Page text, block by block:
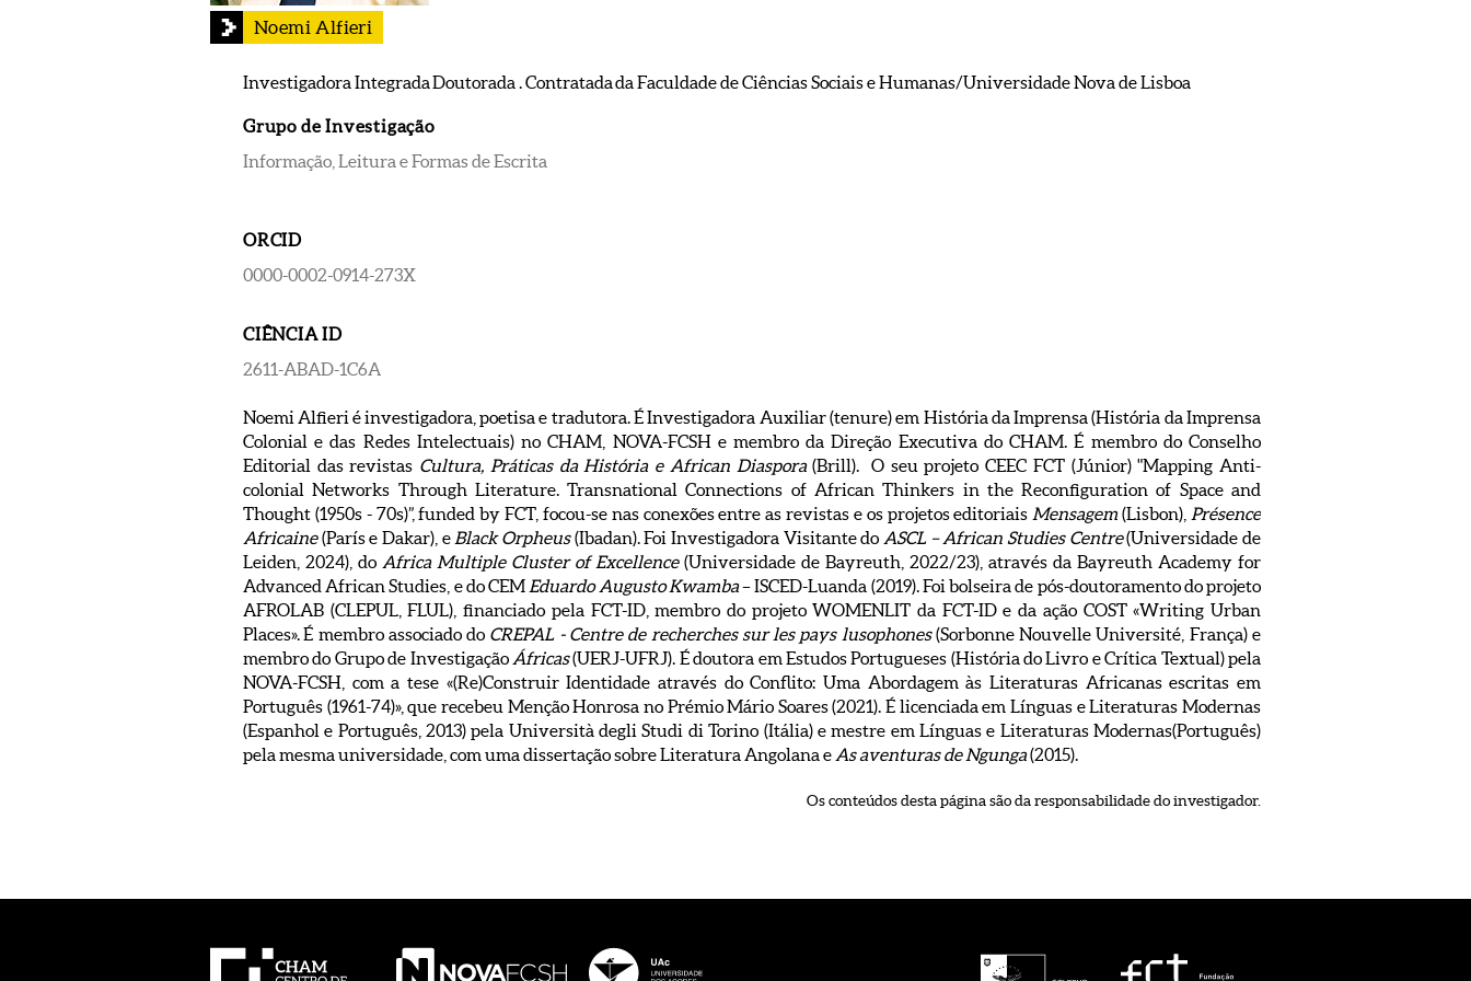
Noemi Alfieri
Investigadora Integrada Doutorada . Contratada da Faculdade de Ciências Sociais e Humanas/Universidade Nova de Lisboa
Grupo de Investigação
Informação, Leitura e Formas de Escrita
ORCID
0000-0002-0914-273X
CIÊNCIA ID
2611-ABAD-1C6A
Noemi Alfieri é investigadora, poetisa e tradutora. É Investigadora Auxiliar (tenure) em História da Imprensa (História da Imprensa
Colonial e das Redes Intelectuais) no CHAM, NOVA-FCSH e membro da Direção Executiva do CHAM. É membro do Conselho
Editorial das revistas Cultura, Práticas da História e African Diaspora(Brill). O seu projeto CEEC FCT (Júnior) "Mapping Anti-
colonial Networks Through Literature. Transnational Connections of African Thinkers in the Reconfiguration of Space and
Thought (1950s - 70s)”, funded by FCT, focou-se nas conexões entre as revistas e os projetos editoriais Mensagem(Lisbon), Présence
Africaine(París e Dakar), eBlack Orpheus(Ibadan). Foi Investigadora Visitante do ASCL – African Studies Centre(Universidade de
Leiden, 2024), do Africa Multiple Cluster of Excellence(Universidade de Bayreuth, 2022/23), através da Bayreuth Academy for
Advanced African Studies, e do CEM Eduardo Augusto Kwamba– ISCED-Luanda (2019). Foi bolseira de pós-doutoramento do projeto
AFROLAB (CLEPUL, FLUL), financiado pela FCT-ID, membro do projeto WOMENLIT da FCT-ID e da ação COST «Writing Urban
Places». É membro associado do CREPAL - Centre de recherches sur les pays lusophones(Sorbonne Nouvelle Université, França) e
membro do Grupo de Investigação Áfricas(UERJ-UFRJ). É doutora em Estudos Portugueses (História do Livro e Crítica Textual) pela
NOVA-FCSH, com a tese «(Re)Construir Identidade através do Conflito: Uma Abordagem às Literaturas Africanas escritas em
Português (1961-74)», que recebeu Menção Honrosa no Prémio Mário Soares (2021). É licenciada em Línguas e Literaturas Modernas
(Espanhol e Português, 2013) pela Università degli Studi di Torino (Itália) e mestre em Línguas e Literaturas Modernas(Português)
pela mesma universidade, com uma dissertação sobre Literatura Angolana e As aventuras de Ngunga(2015).
Os conteúdos desta página são da responsabilidade do investigador.